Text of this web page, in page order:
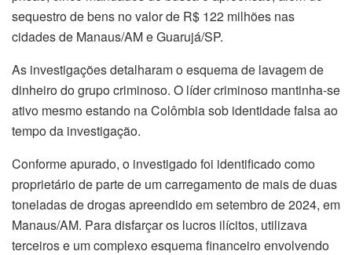
sequestro de bens no valor de R$ 122 milhões nas
cidades de Manaus/AM e Guarujá/SP.
As investigações detalharam o esquema de lavagem de
dinheiro do grupo criminoso. O líder criminoso mantinha-se
ativo mesmo estando na Colômbia sob identidade falsa ao
tempo da investigação.
Conforme apurado, o investigado foi identificado como
proprietário de parte de um carregamento de mais de duas
toneladas de drogas apreendido em setembro de 2024, em
Manaus/AM. Para disfarçar os lucros ilícitos, utilizava
terceiros e um complexo esquema financeiro envolvendo